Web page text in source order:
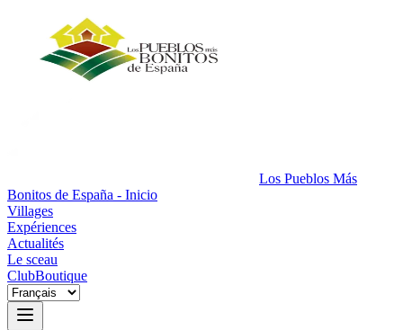
Los Pueblos Más
Bonitos de España - Inicio
Villages
Expériences
Actualités
Le sceau
ClubBoutique